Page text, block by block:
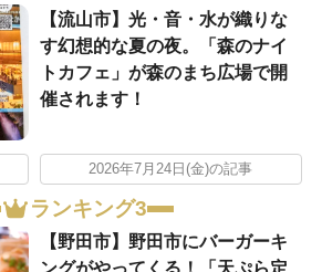
【流山市】光・音・水が織りな
す幻想的な夏の夜。「森のナイ
トカフェ」が森のまち広場で開
催されます！
2026年7月24日(金)の記事
ランキング3
【野田市】野田市にバーガーキ
ングがやってくる！「天ぷら定